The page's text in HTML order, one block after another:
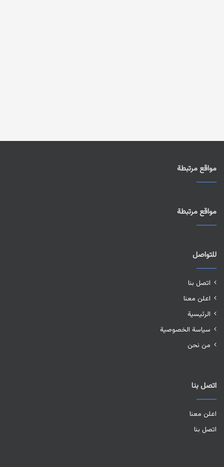
مواقع مرتبطة
مواقع مرتبطة
للتواصل
اتصل بنا
اعلن معنا
الرئيسية
سياسة الخصوصية
من نحن
اتصل بنا
اعلن معنا
اتصل بنا